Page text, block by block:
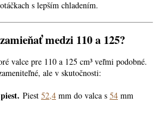
s lepším chladením.
medzi 110 a 125?
valce pre 110 a 125 cm³ veľmi podobné.
ale v skutočnosti:
Piest 52,4 mm do valca s 54 mm